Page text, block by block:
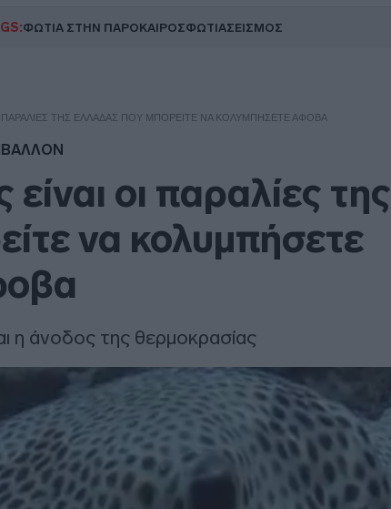
ΦΩΤΙΑ ΣΤΗΝ ΠΑΡΟΚΑΙΡΟΣΦΩΤΙΑΣΕΙΣΜΟΣ
ΠΑΡΑΛΊΕΣ ΤΗΣ ΕΛΛΆΔΑΣ ΠΟΥ ΜΠΟΡΕΊΤΕ ΝΑ ΚΟΛΥΜΠΉΣΕΤΕ ΆΦΟΒΑ
οι παραλίες της
να κολυμπήσετε
η άνοδος της θερμοκρασίας